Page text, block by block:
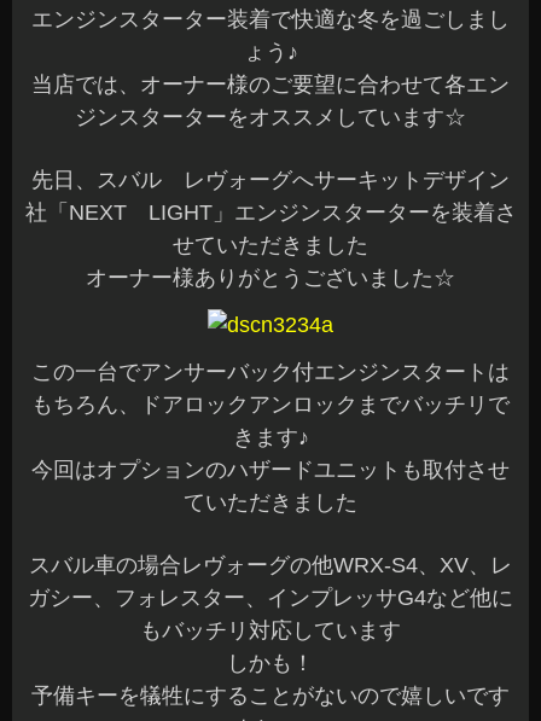
エンジンスターター装着で快適な冬を過ごしまし
ょう♪
当店では、オーナー様のご要望に合わせて各エン
ジンスターターをオススメしています☆
先日、スバル レヴォーグへサーキットデザイン
社「NEXT LIGHT」エンジンスターターを装着さ
せていただきました
オーナー様ありがとうございました☆
この一台でアンサーバック付エンジンスタートは
もちろん、ドアロックアンロックまでバッチリで
きます♪
今回はオプションのハザードユニットも取付させ
ていただきました
スバル車の場合レヴォーグの他WRX-S4、XV、レ
ガシー、フォレスター、インプレッサG4など他に
もバッチリ対応しています
しかも！
予備キーを犠牲にすることがないので嬉しいです